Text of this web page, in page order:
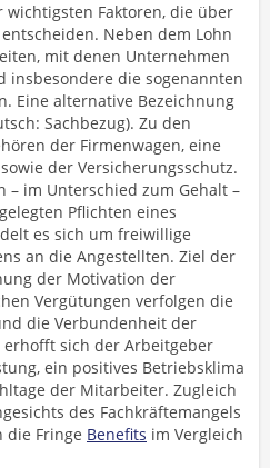
wichtigsten Faktoren, die über
Neben dem Lohn
mit denen Unternehmen
insbesondere die sogenannten
Eine alternative Bezeichnung
Sachbezug). Zu den
der Firmenwagen, eine
der Versicherungsschutz.
– im Unterschied zum Gehalt –
Pflichten eines
es sich um freiwillige
an die Angestellten. Ziel der
der Motivation der
Vergütungen verfolgen die
die Verbundenheit der
sich der Arbeitgeber
ein positives Betriebsklima
der Mitarbeiter. Zugleich
des Fachkräftemangels
Fringe Benefits im Vergleich